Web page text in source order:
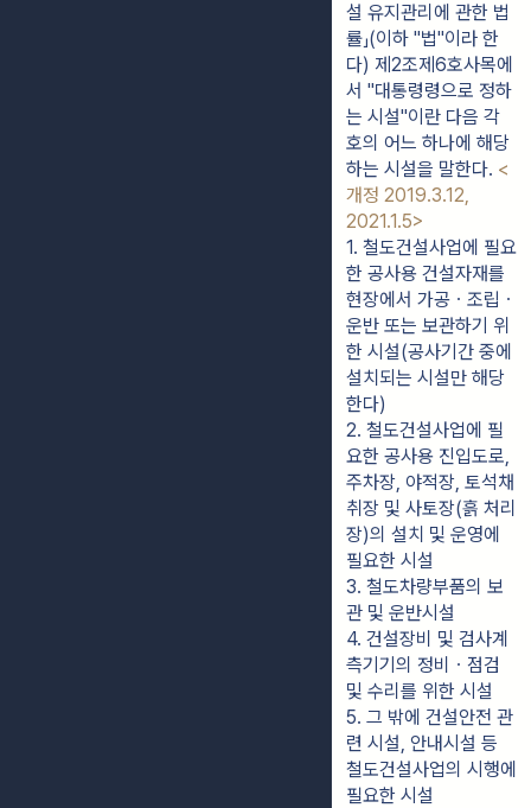
설 유지관리에 관한 법
률」(이하 "법"이라 한
다) 제2조제6호사목에
서 "대통령령으로 정하
는 시설"이란 다음 각
호의 어느 하나에 해당
하는 시설을 말한다. <
개정 2019.3.12,
2021.1.5>
1. 철도건설사업에 필요
한 공사용 건설자재를
현장에서 가공ㆍ조립ㆍ
운반 또는 보관하기 위
한 시설(공사기간 중에
설치되는 시설만 해당
한다)
2. 철도건설사업에 필
요한 공사용 진입도로,
주차장, 야적장, 토석채
취장 및 사토장(흙 처리
장)의 설치 및 운영에
필요한 시설
3. 철도차량부품의 보
관 및 운반시설
4. 건설장비 및 검사계
측기기의 정비ㆍ점검
및 수리를 위한 시설
5. 그 밖에 건설안전 관
련 시설, 안내시설 등
철도건설사업의 시행에
필요한 시설